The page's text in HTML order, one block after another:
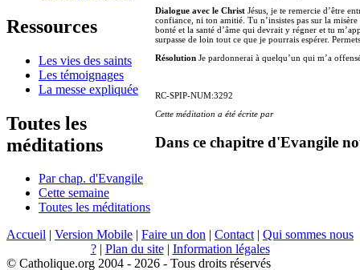
Ressources
Les vies des saints
Les témoignages
La messe expliquée
Toutes les
méditations
Par chap. d'Evangile
Cette semaine
Toutes les méditations
Dialogue avec le Christ Jésus, je te remercie d’être
confiance, ni ton amitié. Tu n’insistes pas sur la
bonté et la santé d’âme qui devrait y régner et tu
surpasse de loin tout ce que je pourrais espérer.
Résolution Je pardonnerai à quelqu’un qui m’a
RC-SPIP-NUM:3292
Cette méditation a été écrite par
Dans ce chapitre d'Evangile
Accueil | Version Mobile | Faire un don | Contact | Qui sommes nous
?| Plan du site| Information légales
© Catholique.org 2004 - 2026 - Tous droits réservés